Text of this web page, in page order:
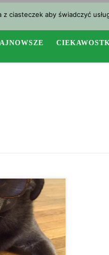
cierpią na
i nerek –
Weterynarz z
marihuana.
z ciasteczek aby świadczyć